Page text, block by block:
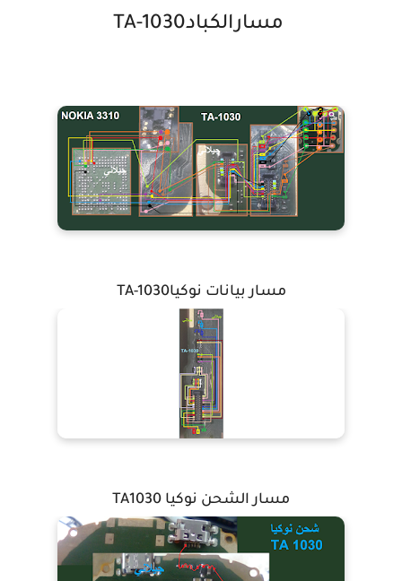
مسارالكبادTA-1030
مسار بيانات نوكياTA-1030
مسار الشحن نوكيا TA1030